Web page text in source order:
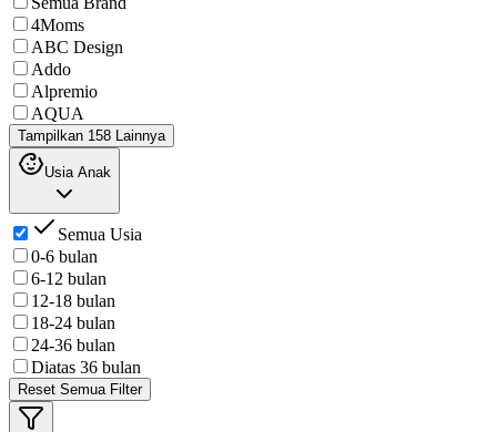
4Moms
ABC Design
Addo
Alpremio
AQUA
Tampilkan 158 Lainnya
Usia Anak
Semua Usia
0-6 bulan
6-12 bulan
12-18 bulan
18-24 bulan
24-36 bulan
Diatas 36 bulan
Reset Semua Filter